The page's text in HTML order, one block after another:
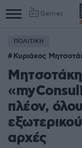
Games
ΠΟΛΙΤΙΚΗ
Κυριάκος
πλέον,
αρχές